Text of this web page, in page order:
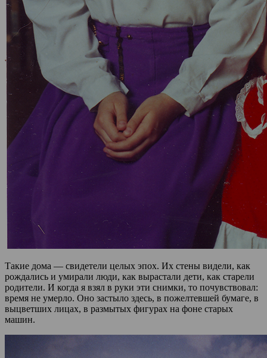
Такие дома — свидетели целых эпох. Их стены видели, как
рождались и умирали люди, как вырастали дети, как старели
родители. И когда я взял в руки эти снимки, то почувствовал:
время не умерло. Оно застыло здесь, в пожелтевшей бумаге, в
выцветших лицах, в размытых фигурах на фоне старых
машин.